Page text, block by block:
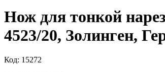
Нож для тонкой
4523/20, Золинген,
Код: 15272